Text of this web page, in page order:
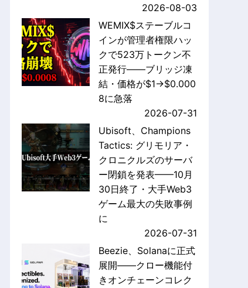
2026-08-03
WEMIX$ステーブルコ
インが管理者権限ハッ
クで523万トークン不
正発行——ブリッジ凍
結・価格が$1→$0.000
8に急落
2026-07-31
Ubisoft、Champions
Tactics: グリモリア・
クロニクルズのサーバ
ー閉鎖を発表——10月
30日終了・大手Web3
ゲーム最大の失敗事例
に
2026-07-31
Beezie、Solanaに正式
展開——クロー機能付
きオンチェーンコレク